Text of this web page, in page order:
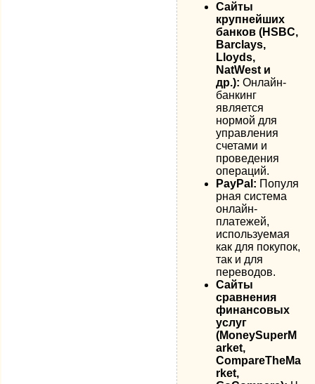
Сайты
крупнейших
банков (HSBC,
Barclays,
Lloyds,
NatWest и
др.): Онлайн-
банкинг
является
нормой для
управления
счетами и
проведения
операций.
PayPal: Популя
рная система
онлайн-
платежей,
используемая
как для покупок,
так и для
переводов.
Сайты
сравнения
финансовых
услуг
(MoneySuperM
arket,
CompareTheMa
rket,